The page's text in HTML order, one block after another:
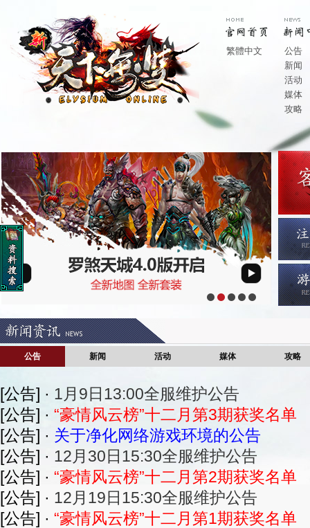
繁體中文
公告
新闻
活动
媒体
攻略
公告 新闻 活动 媒体 攻略
[公告] · 1月9日13:00全服维护公告
[公告] · “豪情风云榜”十二月第3期获奖名单
[公告] · 关于净化网络游戏环境的公告
[公告] · 12月30日15:30全服维护公告
[公告] · “豪情风云榜”十二月第2期获奖名单
[公告] · 12月19日15:30全服维护公告
[公告] · “豪情风云榜”十二月第1期获奖名单